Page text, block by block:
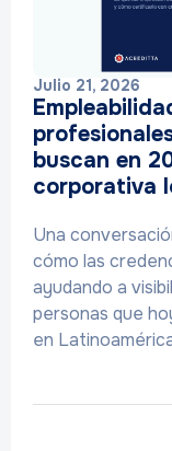
Julio 21, 2026
buscan en
corporativa
Una
cómo las
ayudando a
personas que
en